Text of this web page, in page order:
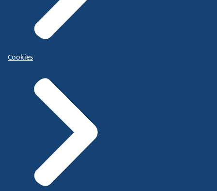
Cookies